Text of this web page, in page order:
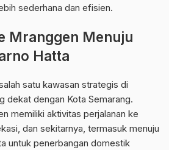
sederhana dan efisien.
Mranggen Menuju
Hatta
satu kawasan strategis di
dekat dengan Kota Semarang.
memiliki aktivitas perjalanan ke
dan sekitarnya, termasuk menuju
untuk penerbangan domestik